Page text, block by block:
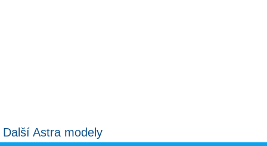
Další Astra modely